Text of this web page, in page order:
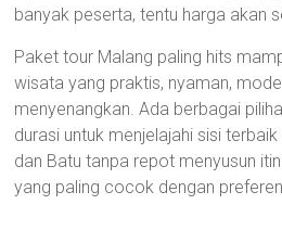
banyak peserta, tentu harga akan
Paket tour Malang paling hits
wisata yang praktis, nyaman,
menyenangkan. Ada berbagai
durasi untuk menjelajahi sisi
dan Batu tanpa repot menyusun
yang paling cocok dengan